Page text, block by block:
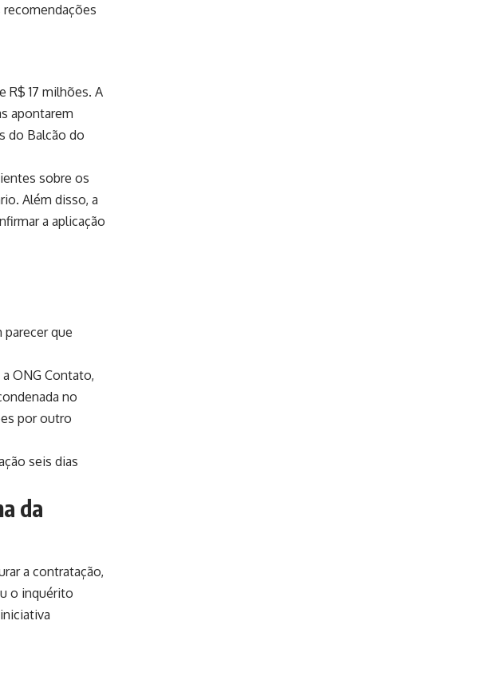
R$ 17 milhões. A
apontarem
do Balcão do
sobre os
Além disso, a
a aplicação
que
ONG Contato,
no
por outro
seis dias
da
a contratação,
o inquérito